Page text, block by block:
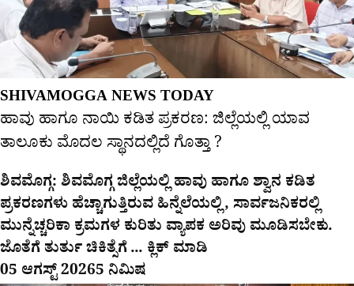
SHIVAMOGGA NEWS TODAY
ಹಾವು ಹಾಗೂ ನಾಯಿ ಕಡಿತ ಪ್ರಕರಣ: ಜಿಲ್ಲೆಯಲ್ಲಿ ಯಾವ
ತಾಲೂಕು ಮೊದಲ ಸ್ಥಾನದಲ್ಲಿದೆ ಗೊತ್ತಾ ?
ಶಿವಮೊಗ್ಗ: ಶಿವಮೊಗ್ಗ ಜಿಲ್ಲೆಯಲ್ಲಿ ಹಾವು ಹಾಗೂ ಶ್ವಾನ ಕಡಿತ
ಪ್ರಕರಣಗಳು ಹೆಚ್ಚಾಗುತ್ತಿರುವ ಹಿನ್ನೆಲೆಯಲ್ಲಿ, ಸಾರ್ವಜನಿಕರಲ್ಲಿ
ಮುನ್ನೆಚ್ಚರಿಕಾ ಕ್ರಮಗಳ ಕುರಿತು ವ್ಯಾಪಕ ಅರಿವು ಮೂಡಿಸಬೇಕು.
ಜೊತೆಗೆ ತುರ್ತು ಚಿಕಿತ್ಸೆಗೆ ... ಕ್ಲಿಕ್ ಮಾಡಿ
05 ಆಗಸ್ಟ್ 20265 ನಿಮಿಷ